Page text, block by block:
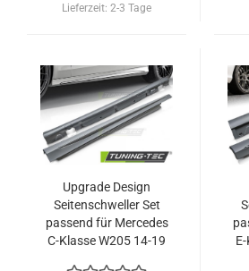
Lieferzeit: 2-3 Tage
Upgrade Design
Seitenschweller Set
passend für Mercedes
C-Klasse W205 14-19